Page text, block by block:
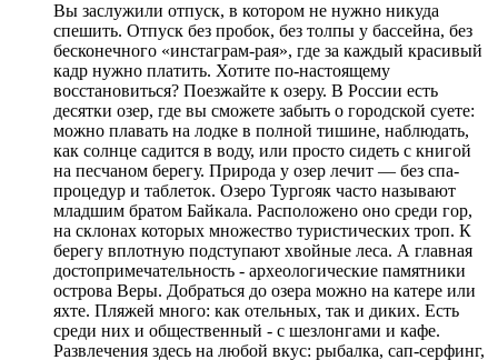
Вы заслужили отпуск, в котором не нужно никуда
спешить. Отпуск без пробок, без толпы у бассейна, без
бесконечного «инстаграм-рая», где за каждый красивый
кадр нужно платить. Хотите по-настоящему
восстановиться? Поезжайте к озеру. В России есть
десятки озер, где вы сможете забыть о городской суете:
можно плавать на лодке в полной тишине, наблюдать,
как солнце садится в воду, или просто сидеть с книгой
на песчаном берегу. Природа у озер лечит — без спа-
процедур и таблеток. Озеро Тургояк часто называют
младшим братом Байкала. Расположено оно среди гор,
на склонах которых множество туристических троп. К
берегу вплотную подступают хвойные леса. А главная
достопримечательность - археологические памятники
острова Веры. Добраться до озера можно на катере или
яхте. Пляжей много: как отельных, так и диких. Есть
среди них и общественный - с шезлонгами и кафе.
Развлечения здесь на любой вкус: рыбалка, сап-серфинг,